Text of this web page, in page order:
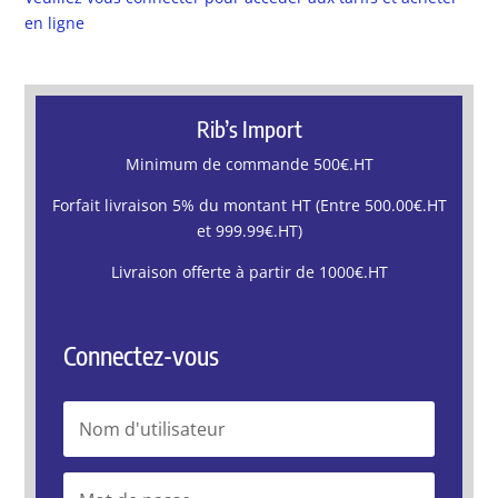
en ligne
Rib’s Import
Minimum de commande 500€.HT
Forfait livraison 5% du montant HT (Entre 500.00€.HT
et 999.99€.HT)
Livraison offerte à partir de 1000€.HT
Connectez-vous